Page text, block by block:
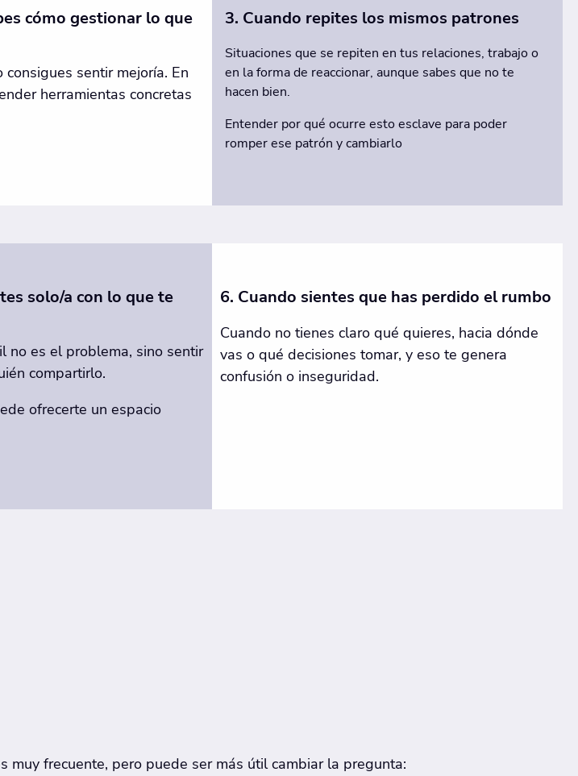
cómo gestionar lo que
sentir mejoría. En
herramientas concretas
3. Cuando repites los mismos patrones
Situaciones que se repiten en tus relaciones, trabajo o
en la forma de reaccionar, aunque sabes que no te
hacen bien.
Entender por qué ocurre esto esclave para poder
romper ese patrón y cambiarlo
solo/a con lo que te
no es el problema, sino sentir
compartirlo.
ofrecerte un espacio
6. Cuando sientes que has perdido el rumbo
Cuando no tienes claro qué quieres, hacia dónde
vas o qué decisiones tomar, y eso te genera
confusión o inseguridad.
muy frecuente, pero puede ser más útil cambiar la pregunta: